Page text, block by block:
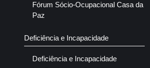
Fórum Sócio-Ocupacional Casa da
Paz
Deficiência e Incapacidade
Deficiência e Incapacidade